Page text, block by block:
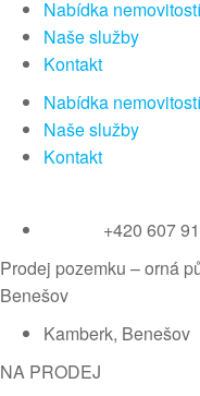
Nabídka nemovitostí
Naše služby
Kontakt
Nabídka nemovitostí
Naše služby
Kontakt
+420 607
Prodej pozemku – orná
Benešov
Kamberk, Benešov
NA PRODEJ